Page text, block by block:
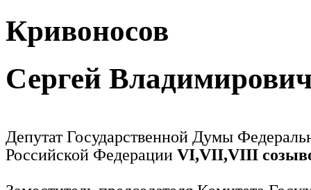
Кривоносов
Сергей
Депутат Государственной Думы
Российской Федерации VI,VII,VIII